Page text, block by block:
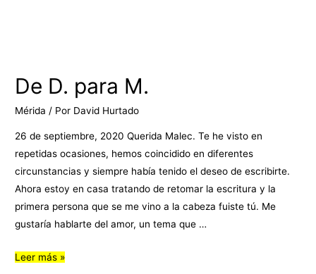
De D. para M.
Mérida / Por David Hurtado
26 de septiembre, 2020 Querida Malec. Te he visto en
repetidas ocasiones, hemos coincidido en diferentes
circunstancias y siempre había tenido el deseo de escribirte.
Ahora estoy en casa tratando de retomar la escritura y la
primera persona que se me vino a la cabeza fuiste tú. Me
gustaría hablarte del amor, un tema que …
Leer más »